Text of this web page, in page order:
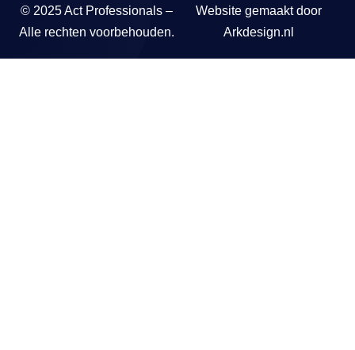
© 2025 Act Professionals –
Alle rechten voorbehouden.
Website gemaakt door
Arkdesign.nl